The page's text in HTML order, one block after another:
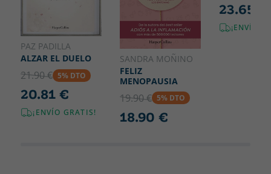
PAZ PADILLA
ALZAR EL DUELO
21.90 € 5% DTO
20.81 €
¡ENVÍO GRATIS!
SANDRA MOÑINO
FELIZ
MENOPAUSIA
19.90 € 5% DTO
18.90 €
23.65 €
¡ENVÍO